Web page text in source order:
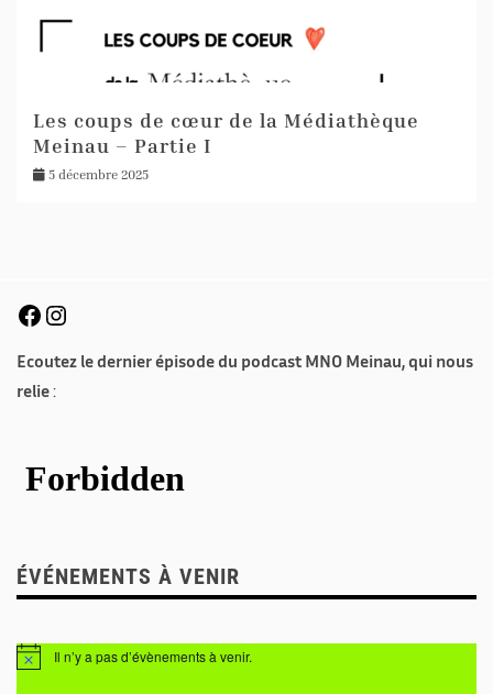
Les coups de cœur de la Médiathèque
Meinau – Partie I
5 décembre 2025
Ecoutez le dernier épisode du podcast MNO Meinau, qui nous
relie:
ÉVÉNEMENTS À VENIR
N
Il n’y a pas d’évènements à venir.